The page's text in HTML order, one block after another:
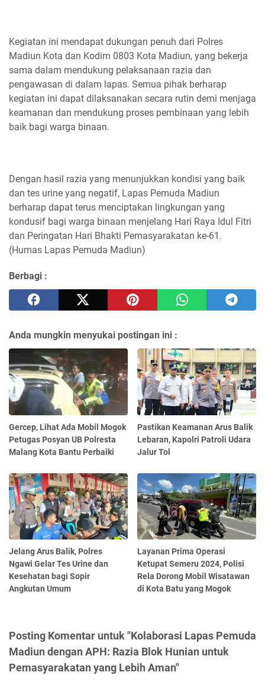
Kegiatan ini mendapat dukungan penuh dari Polres
Madiun Kota dan Kodim 0803 Kota Madiun, yang bekerja
sama dalam mendukung pelaksanaan razia dan
pengawasan di dalam lapas. Semua pihak berharap
kegiatan ini dapat dilaksanakan secara rutin demi menjaga
keamanan dan mendukung proses pembinaan yang lebih
baik bagi warga binaan.
Dengan hasil razia yang menunjukkan kondisi yang baik
dan tes urine yang negatif, Lapas Pemuda Madiun
berharap dapat terus menciptakan lingkungan yang
kondusif bagi warga binaan menjelang Hari Raya Idul Fitri
dan Peringatan Hari Bhakti Pemasyarakatan ke-61.
(Humas Lapas Pemuda Madiun)
Berbagi :
Anda mungkin menyukai postingan ini :
Gercep, Lihat Ada Mobil Mogok
Petugas Posyan UB Polresta
Malang Kota Bantu Perbaiki
Pastikan Keamanan Arus Balik
Lebaran, Kapolri Patroli Udara
Jalur Tol
Jelang Arus Balik, Polres
Ngawi Gelar Tes Urine dan
Kesehatan bagi Sopir
Angkutan Umum
Layanan Prima Operasi
Ketupat Semeru 2024, Polisi
Rela Dorong Mobil Wisatawan
di Kota Batu yang Mogok
Posting Komentar untuk "Kolaborasi Lapas Pemuda
Madiun dengan APH: Razia Blok Hunian untuk
Pemasyarakatan yang Lebih Aman"